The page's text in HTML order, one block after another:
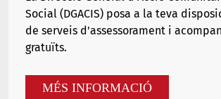
Social (DGACIS) posa a la teva
de serveis d'assessorament i
gratuïts.
MÉS INFORMACIÓ